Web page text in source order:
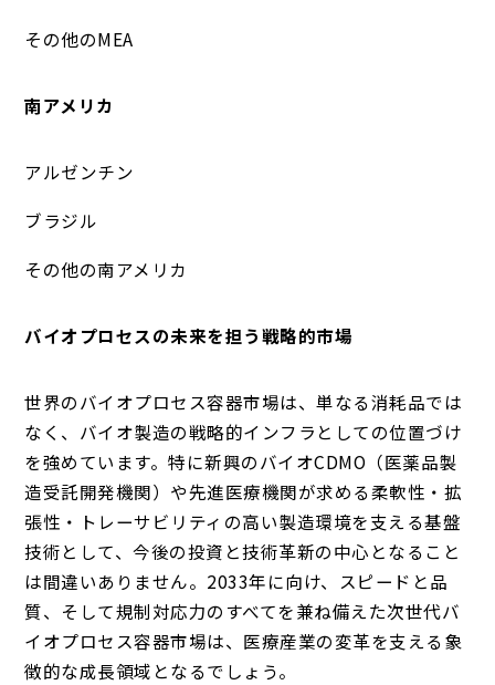
その他のMEA
南アメリカ
アルゼンチン
ブラジル
その他の南アメリカ
バイオプロセスの未来を担う戦略的市場
世界のバイオプロセス容器市場は、単なる消耗品では
なく、バイオ製造の戦略的インフラとしての位置づけ
を強めています。特に新興のバイオCDMO（医薬品製
造受託開発機関）や先進医療機関が求める柔軟性・拡
張性・トレーサビリティの高い製造環境を支える基盤
技術として、今後の投資と技術革新の中心となること
は間違いありません。2033年に向け、スピードと品
質、そして規制対応力のすべてを兼ね備えた次世代バ
イオプロセス容器市場は、医療産業の変革を支える象
徴的な成長領域となるでしょう。